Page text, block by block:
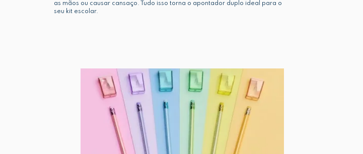
as mãos ou causar cansaço. Tudo isso torna o apontador duplo ideal para o
seu kit escolar.